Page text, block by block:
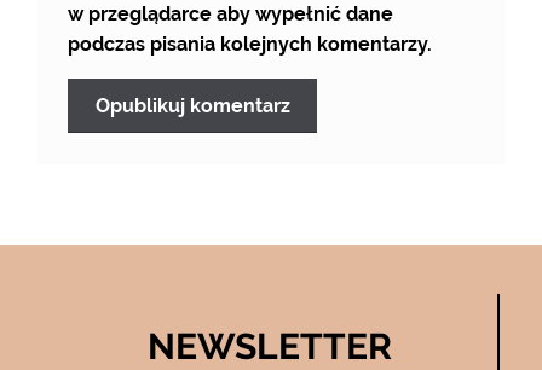
w przeglądarce aby wypełnić dane
podczas pisania kolejnych komentarzy.
NEWSLETTER